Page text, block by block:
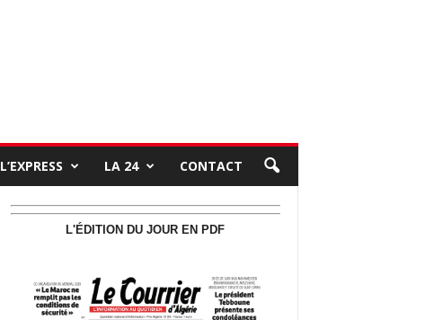
L’EXPRESS LA 24 CONTACT
L'ÉDITION DU JOUR EN PDF